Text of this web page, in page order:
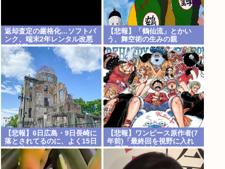
返却査定の厳格化…ソフトバ
ンク、端末2年レンタル改悪
へ“塗装はがれ”でも2.2万円
負担…上限も倍額に 保証加
入なら免除 [8/9]
【悲報】「鶴仙流」とかい
う、舞空術の生みの親
【悲報】6日広島・9日長崎に
落とされてるのに、よく15日
まで待ったよな
【悲報】ワンピース原作者(7
年前)「最終回を視野に入れ
た展開がもう始まっていま